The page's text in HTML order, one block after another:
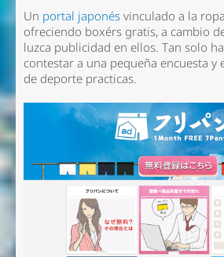
Un portal japonésvinculado a la
ofreciendo boxérs gratis, a cambio
luzca publicidad en ellos. Tan solo
contestar a una pequeña encuesta y
de deporte practicas.